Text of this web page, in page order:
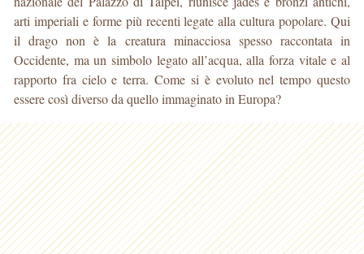
arti imperiali e forme più recenti legate alla cultura popolare. Qui
il drago non è la creatura minacciosa spesso raccontata in
Occidente, ma un simbolo legato all’acqua, alla forza vitale e al
rapporto fra cielo e terra. Come si è evoluto nel tempo questo
essere così diverso da quello immaginato in Europa?